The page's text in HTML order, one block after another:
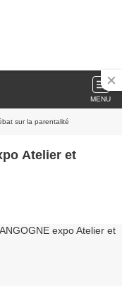
MENU
sur la parentalité
Atelier et